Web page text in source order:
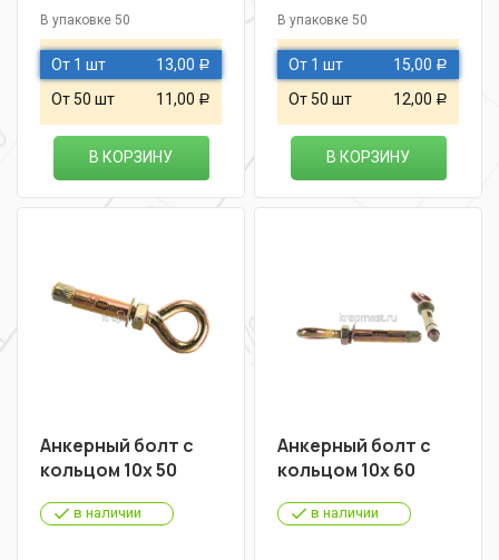
В упаковке 50
От 1 шт 13,00 Р
От 50 шт 11,00 Р
В КОРЗИНУ
В упаковке 50
От 1 шт 15,00 Р
От 50 шт 12,00 Р
В КОРЗИНУ
Анкерный болт с
кольцом 10х 50
в наличии
Анкерный болт с
кольцом 10х 60
в наличии